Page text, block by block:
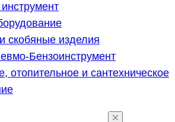
скобяные изделия
Бензоинструмент
отопительное и сантехническое